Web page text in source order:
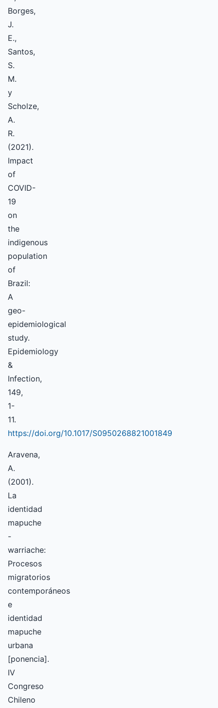
Borges,
J.
E.,
Santos,
S.
M.
y
Scholze,
A.
R.
(2021).
Impact
of
COVID-
19
on
the
indigenous
population
of
Brazil:
A
geo-
epidemiological
study.
Epidemiology
&
Infection,
149,
1-
11.
https://doi.org/10.1017/S0950268821001849
Aravena,
A.
(2001).
La
identidad
mapuche
-
warriache:
Procesos
migratorios
contemporáneos
e
identidad
mapuche
urbana
[ponencia].
IV
Congreso
Chileno